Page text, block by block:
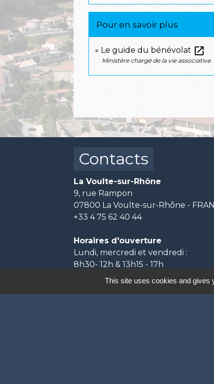
Pour en savoir plus
Le guide du bénévolat open_in_new
Ministère chargé de la vie associative
Contacts
La Voulte-sur-Rhône
9, rue Rampon
07800 La Voulte-sur-Rhône -
+33 4 75 62 40 44
Horaires d'ouverture
Lundi, mercredi et vendredi :
8h30- 12h & 13h15 - 17h
Mardi et jeudi :This site uses cookies and gives